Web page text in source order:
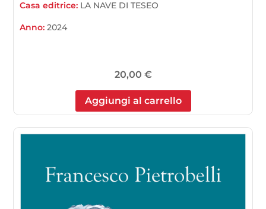
Casa editrice: LA NAVE DI TESEO
Anno:2024
20,00 €
Aggiungi al carrello